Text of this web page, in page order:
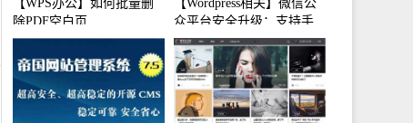
【WPS办公】如何批量删
除PDF空白页
【Wordpress相关】微信公
众平台安全升级：支持手
机保护